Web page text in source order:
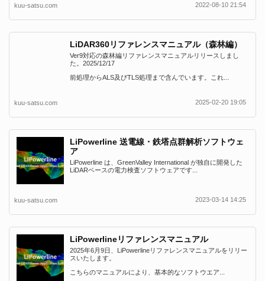
kuu-satsu.com 2022-08-10 21:54
LiDAR360リファレンスマニュアル（森林編）
Ver9対応の森林編リファレンスマニュアルリリースしまし
た。2025/12/17
前処理からALS及びTLS処理まで含んでいます。これ...
kuu-satsu.com 2025-02-20 19:05
LiPowerline 送電線・鉄塔点群解析ソフトウェ
ア
LiPowerline は、GreenValley International が独自に開発した
LiDARベースの電力検査ソフトウェアです...
kuu-satsu.com 2023-03-14 14:25
LiPowerlineリファレンスマニュアル
2025年6月9日、LiPowerlineリファレンスマニュアルをリリー
スいたします。
こちらのマニュアルにより、基本的なソフトウエア...